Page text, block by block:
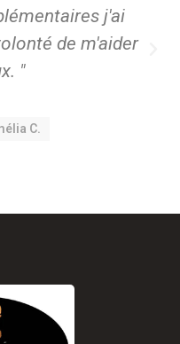
j'ai
de m'aider
"
C.